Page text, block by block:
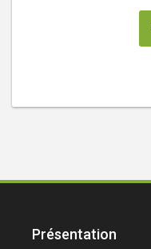
Présentation